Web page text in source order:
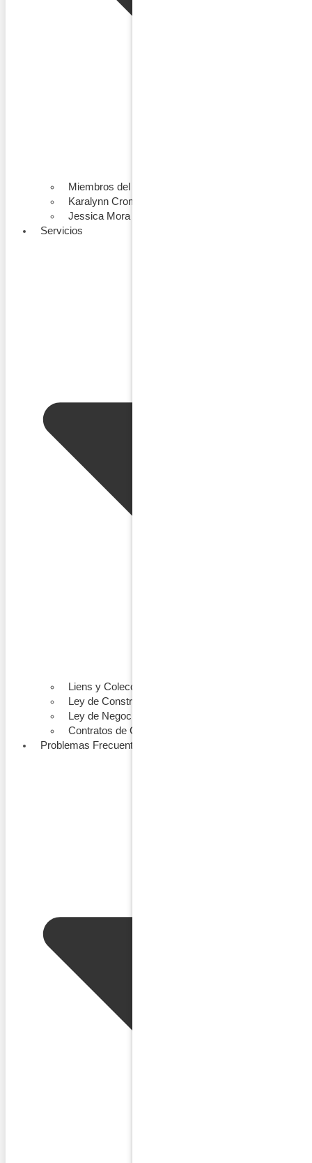
Miembros del Equipo
Karalynn Cromeens
Jessica Mora
Servicios
Liens y Colecciones
Ley de Construcción
Ley de Negocios
Contratos de Construcción
Problemas Frecuentes